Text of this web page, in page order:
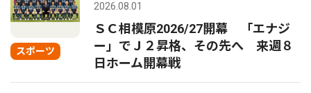
スポーツ
2026.08.01
ＳＣ相模原2026/27開幕 「エナジ
ー」でＪ２昇格、その先へ 来週８
日ホーム開幕戦